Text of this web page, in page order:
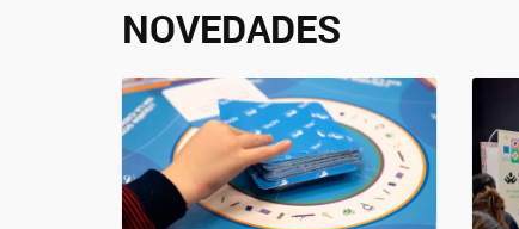
NOVEDADES